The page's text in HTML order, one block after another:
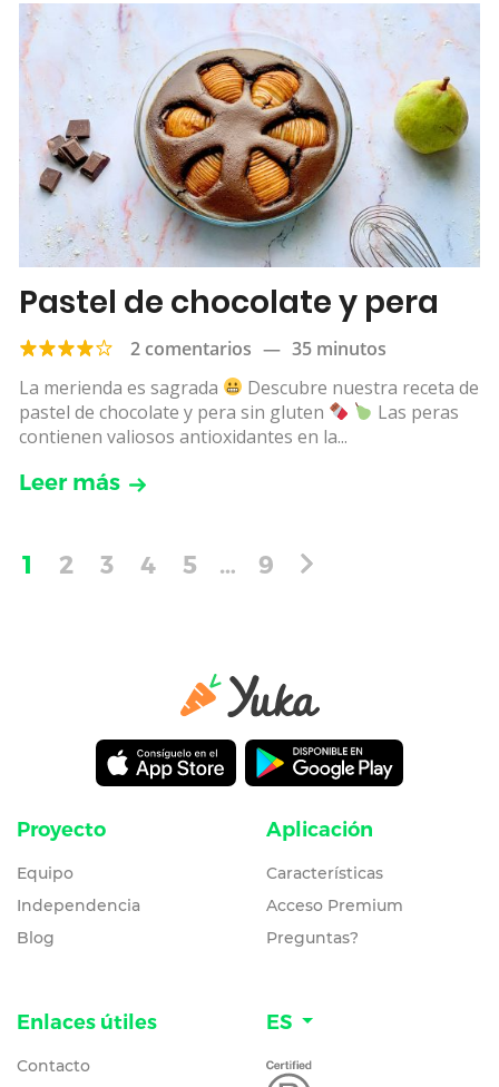
Pastel de chocolate y pera
2 comentarios — 35 minutos
La merienda es sagrada
Descubre nuestra receta de
pastel de chocolate y pera sin gluten
Las peras
contienen valiosos antioxidantes en la...
Leer más
1 2 3 4 5 … 9
Proyecto
Equipo
Independencia
Blog
Aplicación
Características
Acceso Premium
Preguntas?
Enlaces útiles
Contacto
ES